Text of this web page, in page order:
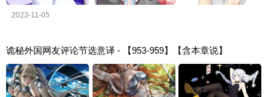
2023-11-05
诡秘外国网友评论节选意译 - 【953-959】【含本章说】